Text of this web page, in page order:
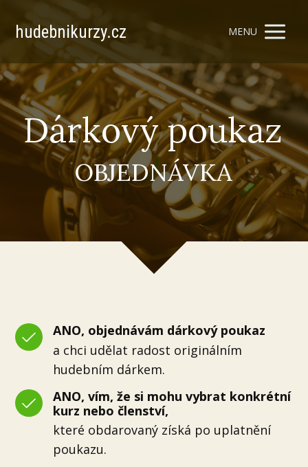
hudebnikurzy.cz MENU
Dárkový poukaz
OBJEDNÁVKA
ANO, objednávám dárkový poukaz
a chci udělat radost originálním
hudebním dárkem.
ANO, vím, že si mohu vybrat konkrétní
kurz nebo členství,
které obdarovaný získá po uplatnění
poukazu.